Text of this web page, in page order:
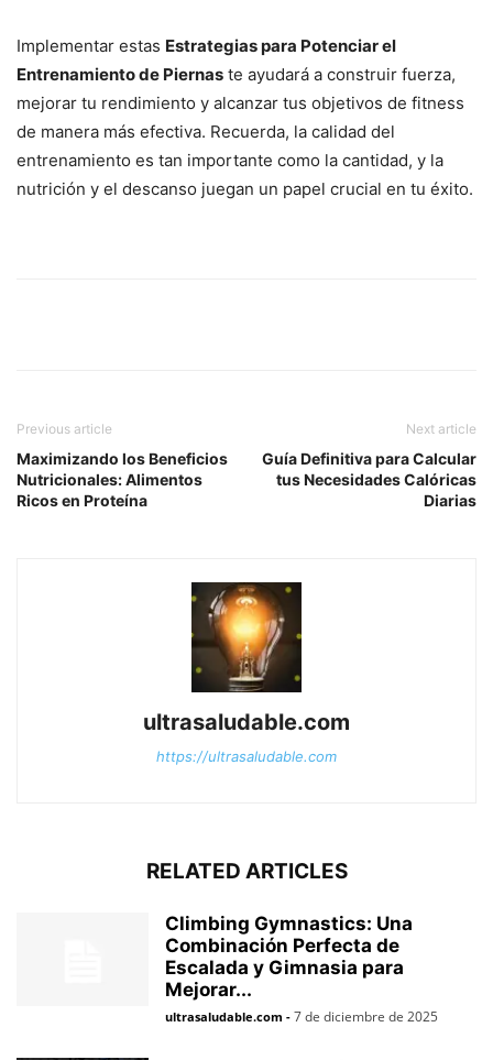
Implementar estas Estrategias para Potenciar el
Entrenamiento de Piernas te ayudará a construir fuerza,
mejorar tu rendimiento y alcanzar tus objetivos de fitness
de manera más efectiva. Recuerda, la calidad del
entrenamiento es tan importante como la cantidad, y la
nutrición y el descanso juegan un papel crucial en tu éxito.
Previous article
Maximizando los Beneficios
Nutricionales: Alimentos
Ricos en Proteína
Next article
Guía Definitiva para Calcular
tus Necesidades Calóricas
Diarias
ultrasaludable.com
https://ultrasaludable.com
RELATED ARTICLES
Climbing Gymnastics: Una
Combinación Perfecta de
Escalada y Gimnasia para
Mejorar...
ultrasaludable.com - 7 de diciembre de 2025